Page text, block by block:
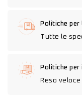
Politiche per
Tutte le
Politiche per
Reso